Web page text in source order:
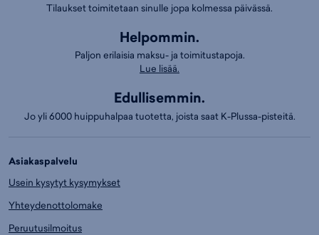
Tilaukset toimitetaan sinulle jopa kolmessa päivässä.
Helpommin.
Paljon erilaisia maksu- ja toimitustapoja.
Lue lisää.
Edullisemmin.
Jo yli 6000 huippuhalpaa tuotetta, joista saat K-Plussa-pisteitä.
Asiakaspalvelu
Usein kysytyt kysymykset
Yhteydenottolomake
Peruutusilmoitus